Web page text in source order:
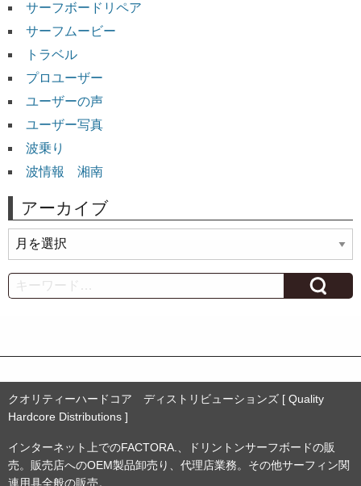
サーフボードリペア
サーフムービー
トラベル
プロユーザー
ユーザーの声
ユーザー写真
波乗り
波情報 湘南
アーカイブ
ー
カ
イ
Search
クオリティーハードコア ディストリビューションズ [ Quality
Hardcore Distributions ]
インターネット上でのFACTORA.、ドリントンサーフボードの販
売。販売店へのOEM製品卸売り、代理店業務。その他サーフィン関
連用具全般の販売。